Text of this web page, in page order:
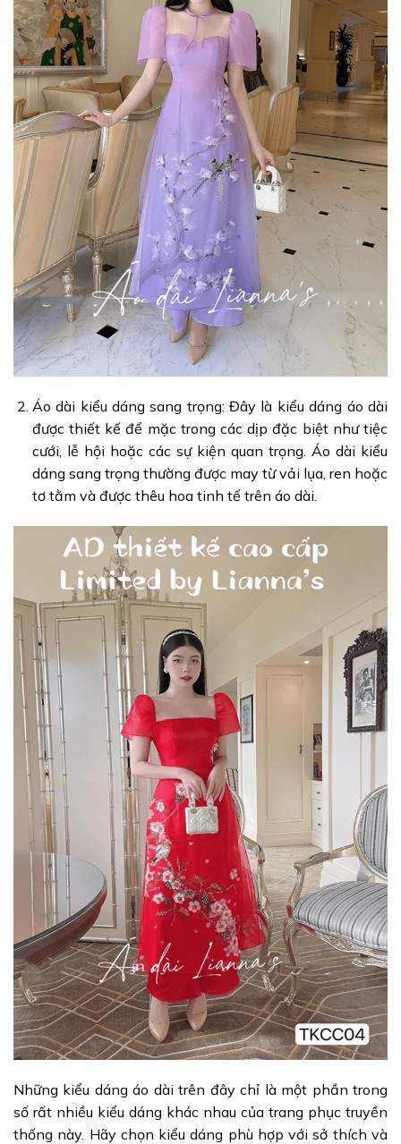
Áo dài kiểu dáng sang trọng: Đây là kiểu dáng áo dài
được thiết kế để mặc trong các dịp đặc biệt như tiệc
cưới, lễ hội hoặc các sự kiện quan trọng. Áo dài kiểu
dáng sang trọng thường được may từ vải lụa, ren hoặc
tơ tằm và được thêu hoa tinh tế trên áo dài.
Những kiểu dáng áo dài trên đây chỉ là một phần trong
số rất nhiều kiểu dáng khác nhau của trang phục truyền
thống này. Hãy chọn kiểu dáng phù hợp với sở thích và